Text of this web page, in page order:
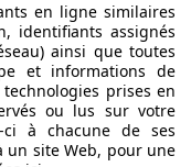
en ligne similaires
identifiants assignés
ainsi que toutes
et informations de
prises en
ou lus sur votre
ci à chacune de ses
un site Web, pour une